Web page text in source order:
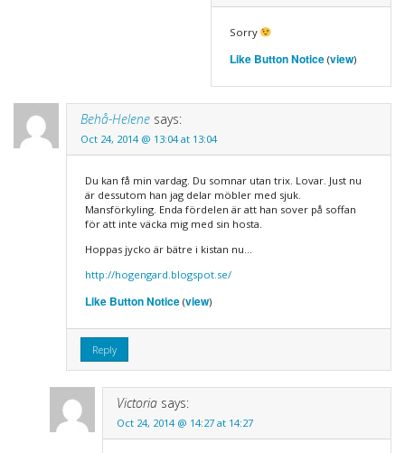
Sorry
Like Button Notice(view)
Behå-Helene says:
Oct 24, 2014 @ 13:04 at 13:04
Du kan få min vardag. Du somnar utan trix. Lovar. Just nu
är dessutom han jag delar möbler med sjuk.
Mansförkyling. Enda fördelen är att han sover på soffan
för att inte väcka mig med sin hosta.
Hoppas jycko är bätre i kistan nu…
http://hogengard.blogspot.se/
Like Button Notice(view)
Reply
Victoria says:
Oct 24, 2014 @ 14:27 at 14:27